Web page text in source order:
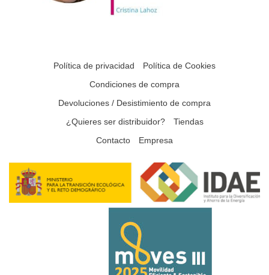
Política de privacidad
Política de Cookies
Condiciones de compra
Devoluciones / Desistimiento de compra
¿Quieres ser distribuidor?
Tiendas
Contacto
Empresa